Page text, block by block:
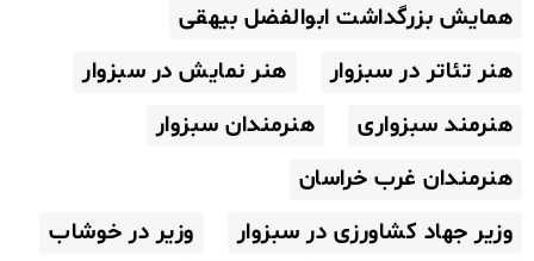
همایش بزرگداشت ابوالفضل بیهقی
هنر تئاتر در سبزوار
هنر نمایش در سبزوار
هنرمند سبزواری
هنرمندان سبزوار
هنرمندان غرب خراسان
وزیر جهاد کشاورزی در سبزوار
وزیر در خوشاب